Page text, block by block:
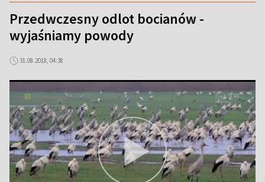
Przedwczesny odlot bocianów -
wyjaśniamy powody
31.08.2018, 04:38